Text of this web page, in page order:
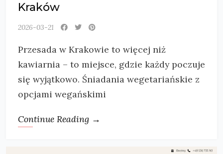
Kraków
2026-03-21
Przesada w Krakowie to więcej niż
kawiarnia – to miejsce, gdzie każdy poczuje
się wyjątkowo. Śniadania wegetariańskie z
opcjami wegańskimi
Continue Reading →